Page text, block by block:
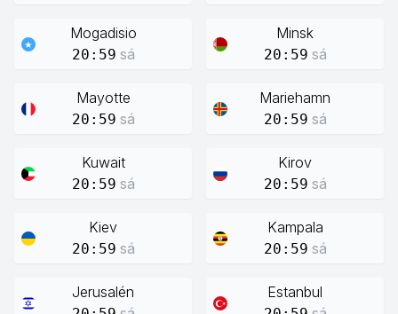
Mogadisio
20:59 sá
Minsk
20:59 sá
Mayotte
20:59 sá
Mariehamn
20:59 sá
Kuwait
20:59 sá
Kirov
20:59 sá
Kiev
20:59 sá
Kampala
20:59 sá
Jerusalén Estanbul